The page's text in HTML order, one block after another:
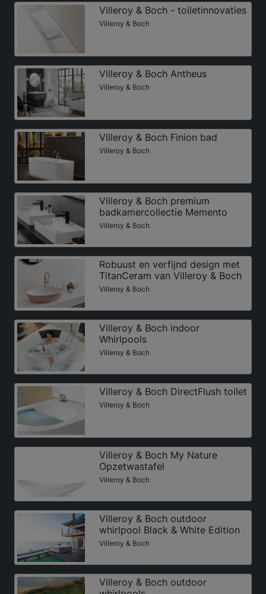
Villeroy & Boch - toiletinnovaties
Villeroy & Boch
Villeroy & Boch Antheus
Villeroy & Boch
Villeroy & Boch Finion bad
Villeroy & Boch
Villeroy & Boch premium
badkamercollectie Memento
Villeroy & Boch
Robuust en verfijnd design met
TitanCeram van Villeroy & Boch
Villeroy & Boch
Villeroy & Boch indoor
Whirlpools
Villeroy & Boch
Villeroy & Boch DirectFlush toilet
Villeroy & Boch
Villeroy & Boch My Nature
Opzetwastafel
Villeroy & Boch
Villeroy & Boch outdoor
whirlpool Black & White Edition
Villeroy & Boch
Villeroy & Boch outdoor